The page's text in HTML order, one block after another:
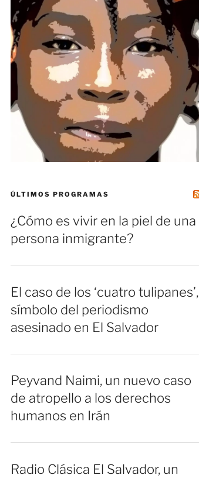
ÚLTIMOS PROGRAMAS
¿Cómo es vivir en la piel de una
persona inmigrante?
El caso de los ‘cuatro tulipanes’,
símbolo del periodismo
asesinado en El Salvador
Peyvand Naimi, un nuevo caso
de atropello a los derechos
humanos en Irán
Radio Clásica El Salvador, un